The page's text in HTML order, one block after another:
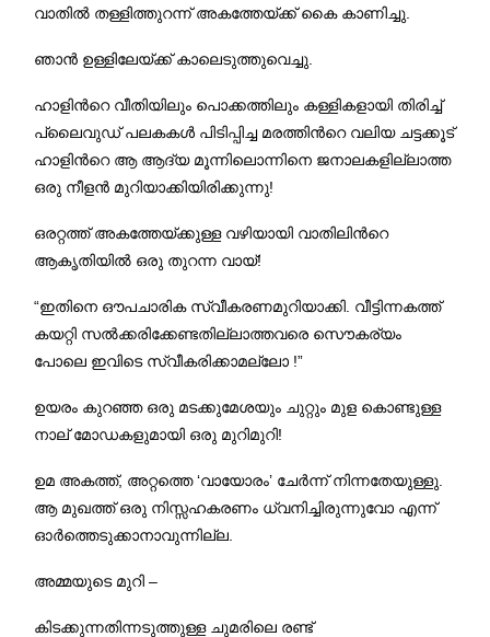
വാതില്‍ തള്ളിത്തുറന്ന് അകത്തേയ്ക്ക് കൈ കാണിച്ചു.
ഞാന്‍ ഉള്ളിലേയ്ക്ക് കാലെടുത്തുവെച്ചു.
ഹാളിന്‍റെ വീതിയിലും പൊക്കത്തിലും കള്ളികളായി തിരിച്ച്
പ്ലൈവുഡ് പലകകള്‍ പിടിപ്പിച്ച മരത്തിന്‍റെ വലിയ ചട്ടക്കൂട്
ഹാളിന്‍റെ ആ ആദ്യ മൂന്നിലൊന്നിനെ ജനാലകളില്ലാത്ത
ഒരു നീളന്‍ മുറിയാക്കിയിരിക്കുന്നു!
ഒരറ്റത്ത് അകത്തേയ്ക്കുള്ള വഴിയായി വാതിലിന്‍റെ
ആകൃതിയില്‍ ഒരു തുറന്ന വായ്!
“ഇതിനെ ഔപചാരിക സ്വീകരണമുറിയാക്കി. വീട്ടിന്നകത്ത്
കയറ്റി സല്‍ക്കരിക്കേണ്ടതില്ലാത്തവരെ സൌകര്യം
പോലെ ഇവിടെ സ്വീകരിക്കാമല്ലോ !”
ഉയരം കുറഞ്ഞ ഒരു മടക്കുമേശയും ചുറ്റും മുള കൊണ്ടുള്ള
നാല് മോഡകളുമായി ഒരു മുറിമുറി!
ഉമ അകത്ത്, അറ്റത്തെ ‘വായോരം’ ചേർന്ന് നിന്നതേയുള്ളു.
ആ മുഖത്ത് ഒരു നിസ്സഹകരണം ധ്വനിച്ചിരുന്നുവോ എന്ന്
ഓർത്തെടുക്കാനാവുന്നില്ല.
അമ്മയുടെ മുറി –
കിടക്കുന്നതിന്നടുത്തുള്ള ചുമരിലെ രണ്ട്